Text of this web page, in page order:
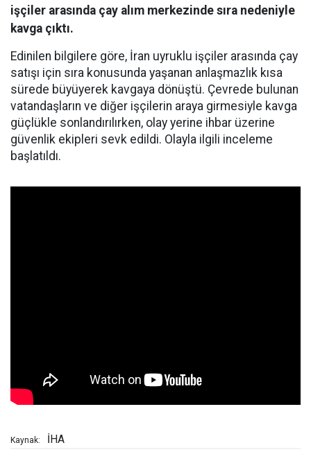
işçiler arasında çay alım merkezinde sıra nedeniyle
kavga çıktı.
Edinilen bilgilere göre, İran uyruklu işçiler arasında çay
satışı için sıra konusunda yaşanan anlaşmazlık kısa
sürede büyüyerek kavgaya dönüştü. Çevrede bulunan
vatandaşların ve diğer işçilerin araya girmesiyle kavga
güçlükle sonlandırılırken, olay yerine ihbar üzerine
güvenlik ekipleri sevk edildi. Olayla ilgili inceleme
başlatıldı.
Kaynak: İHA